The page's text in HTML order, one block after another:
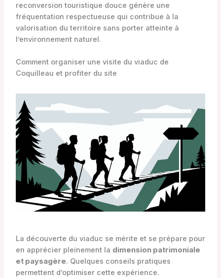
reconversion touristique douce génère une
fréquentation respectueuse qui contribue à la
valorisation du territoire sans porter atteinte à
l’environnement naturel.
Comment organiser une visite du viaduc de
Coquilleau et profiter du site
La découverte du viaduc se mérite et se prépare pour
en apprécier pleinement la dimension patrimoniale
et paysagère. Quelques conseils pratiques
permettent d’optimiser cette expérience.